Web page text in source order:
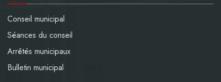
Conseil municipal
Séances du conseil
Arrêtés municipaux
Bulletin municipal